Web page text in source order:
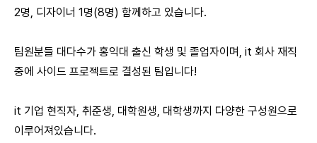
2명, 디자이너 1명(8명) 함께하고 있습니다.
팀원분들 대다수가 홍익대 출신 학생 및 졸업자이며, it 회사 재직
중에 사이드 프로젝트로 결성된 팀입니다!
it 기업 현직자, 취준생, 대학원생, 대학생까지 다양한 구성원으로
이루어져있습니다.